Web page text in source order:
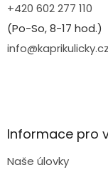
+420 602 277 110
(Po-So, 8-17 hod.)
info@kaprikulicky.cz
Informace pro
Naše úlovky